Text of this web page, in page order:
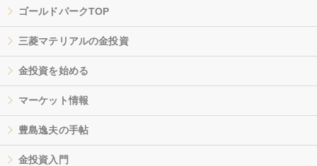
ゴールドパークTOP
三菱マテリアルの金投資
金投資を始める
マーケット情報
豊島逸夫の手帖
金投資入門